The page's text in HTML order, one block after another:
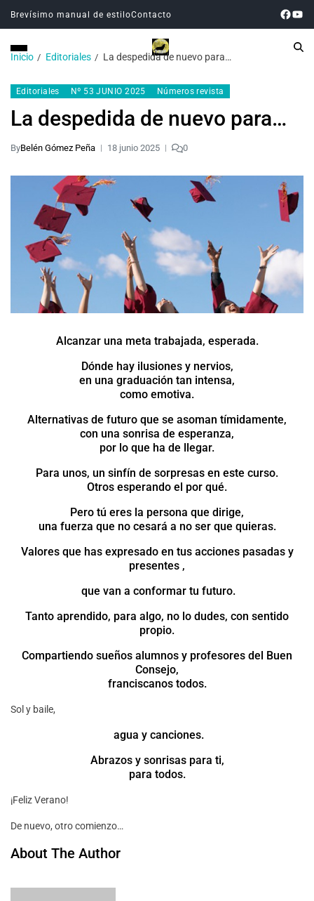
Brevísimo manual de estiloContacto
Inicio Editoriales La despedida de nuevo para…
Editoriales Nº 53 JUNIO 2025 Números revista
La despedida de nuevo para…
ByBelén Gómez Peña 18 junio 2025 0
Alcanzar una meta trabajada, esperada.
Dónde hay ilusiones y nervios,
en una graduación tan intensa,
como emotiva.
Alternativas de futuro que se asoman tímidamente,
con una sonrisa de esperanza,
por lo que ha de llegar.
Para unos, un sinfín de sorpresas en este curso.
Otros esperando el por qué.
Pero tú eres la persona que dirige,
una fuerza que no cesará a no ser que quieras.
Valores que has expresado en tus acciones pasadas y
presentes ,
que van a conformar tu futuro.
Tanto aprendido, para algo, no lo dudes, con sentido
propio.
Compartiendo sueños alumnos y profesores del Buen
Consejo,
franciscanos todos.
Sol y baile,
agua y canciones.
Abrazos y sonrisas para ti,
para todos.
¡Feliz Verano!
De nuevo, otro comienzo…
About The Author